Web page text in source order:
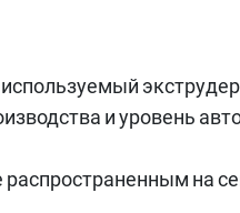
и уровень
на